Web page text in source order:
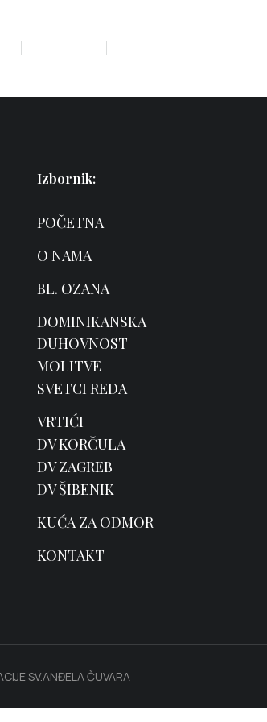
Izbornik:
POČETNA
O NAMA
BL. OZANA
DOMINIKANSKA
DUHOVNOST
MOLITVE
SVETCI REDA
VRTIĆI
DV KORČULA
DV ZAGREB
DV ŠIBENIK
KUĆA ZA ODMOR
KONTAKT
SV.ANĐELA ČUVARA